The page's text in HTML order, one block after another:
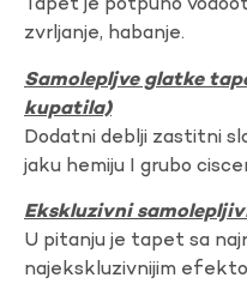
Tapet je potpuno
zvrljanje, habanje.
Samolepljve glatke
kupatila)
Dodatni deblji zastitni
jaku hemiju I grubo
Ekskluzivni
U pitanju je tapet sa
najekskluzivnijim